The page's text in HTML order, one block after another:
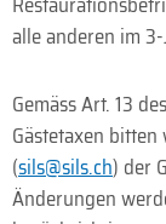
alle anderen im
Gemäss Art. 13
Gästetaxen
(sils@sils.ch) der
Änderungen